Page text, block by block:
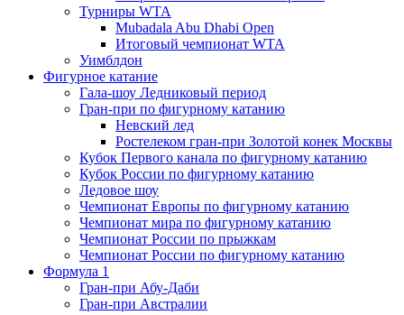
Турниры WTA
Mubadala Abu Dhabi Open
Итоговый чемпионат WTA
Уимблдон
Фигурное катание
Гала-шоу Ледниковый период
Гран-при по фигурному катанию
Невский лед
Ростелеком гран-при Золотой конек Москвы
Кубок Первого канала по фигурному катанию
Кубок России по фигурному катанию
Ледовое шоу
Чемпионат Европы по фигурному катанию
Чемпионат мира по фигурному катанию
Чемпионат России по прыжкам
Чемпионат России по фигурному катанию
Формула 1
Гран-при Абу-Даби
Гран-при Австралии